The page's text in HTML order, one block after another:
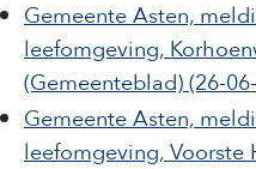
Gemeente Asten​,
leefomgeving,
(Gemeenteblad) (26-
Gemeente Asten​,
leefomgeving, Voorste